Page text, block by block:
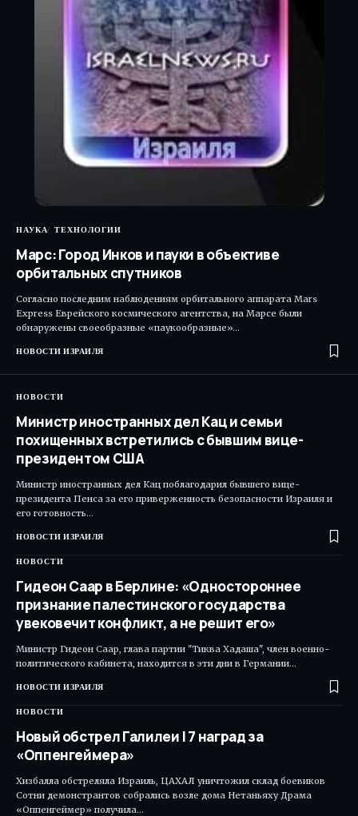
НАУКА ТЕХНОЛОГИИ
Марс: Город Инков и пауки в объективе
орбитальных спутников
Согласно последним наблюдениям орбитального аппарата Mars
Express Еврейского космического агентства, на Марсе были
обнаружены своеобразные «паукообразные»…
НОВОСТИ ИЗРАИЛЯ
НОВОСТИ
Министр иностранных дел Кац и семьи
похищенных встретились с бывшим вице-
президентом США
Министр иностранных дел Кац поблагодарил бывшего вице-
президента Пенса за его приверженность безопасности Израиля и
его готовность…
НОВОСТИ ИЗРАИЛЯ
НОВОСТИ
Гидеон Саар в Берлине: «Одностороннее
признание палестинского государства
увековечит конфликт, а не решит его»
Министр Гидеон Саар, глава партии "Тиква Хадаша", член военно-
политического кабинета, находится в эти дни в Германии…
НОВОСТИ ИЗРАИЛЯ
НОВОСТИ
Новый обстрел Галилеи | 7 наград за
«Оппенгеймера»
Хизбалла обстреляла Израиль, ЦАХАЛ уничтожил склад боевиков
Сотни демонстрантов собрались возле дома Нетаньяху Драма
«Оппенгеймер» получила…